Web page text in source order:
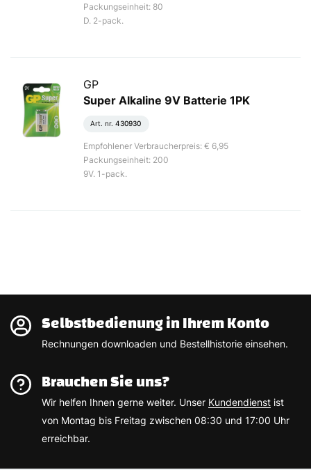
Packungseinheit: 80
D. 2-pack.
GP
Super Alkaline 9V Batterie 1PK
Art. nr. 430930
Empfohlener Verbraucherpreis: € 6,95
Packungseinheit: 200
9V. 1-pack.
Selbstbedienung in Ihrem Konto
Rechnungen downloaden und Bestellhistorie einsehen.
Brauchen Sie uns?
Wir helfen Ihnen gerne weiter. Unser Kundendienst ist
von Montag bis Freitag zwischen 08:30 und 17:00 Uhr
erreichbar.